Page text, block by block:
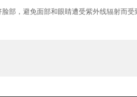
，避免面部和眼睛遭受紫外线辐射而受